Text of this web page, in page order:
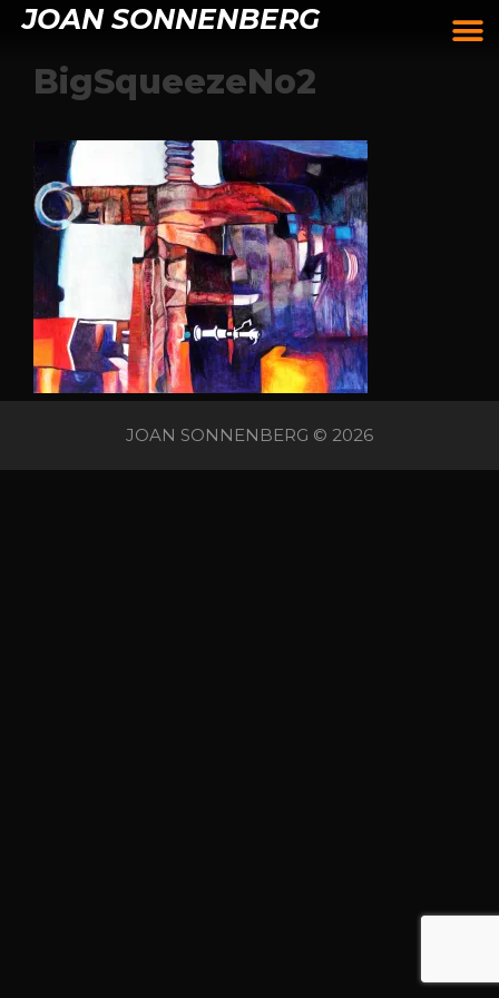
JOAN SONNENBERG
BigSqueezeNo2
JOAN SONNENBERG © 2026